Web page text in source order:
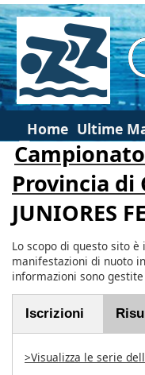
Home Ultime
Provincia di
JUNIORES
Lo scopo di questo sito
manifestazioni di nuoto
informazioni sono
Iscrizioni
>Visualizza le serie